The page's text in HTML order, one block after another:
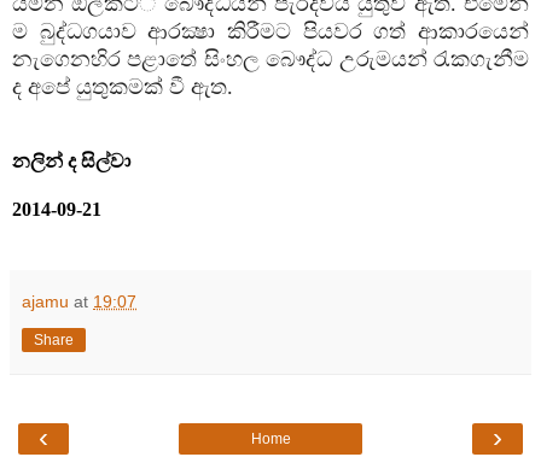
ම බුද්ධගයාව ආරක්‍ෂා කිරීමට පියවර ගත් ආකාරයෙන්
නැගෙනහිර පළාතේ සිංහල බෞද්ධ උරුමයන් රැකගැනීම
ද අපේ යුතුකමක් වී ඇත.
නලින් ද සිල්වා
2014-09-21
ajamu at 19:07
Share
‹ ›
Home